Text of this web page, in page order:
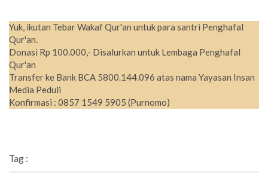
Yuk, ikutan Tebar Wakaf Qur'an untuk para santri Penghafal
Qur'an.
Donasi Rp 100.000,- Disalurkan untuk Lembaga Penghafal
Qur'an
Transfer ke Bank BCA 5800.144.096 atas nama Yayasan Insan
Media Peduli
Konfirmasi : 0857 1549 5905 (Purnomo)
Tag :